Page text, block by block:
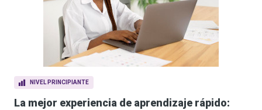
NIVEL PRINCIPIANTE
La mejor experiencia de aprendizaje rápido: